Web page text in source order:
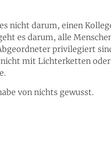
nicht darum, einen
es darum, alle
privilegiert
mit Lichterketten
von nichts gewusst.